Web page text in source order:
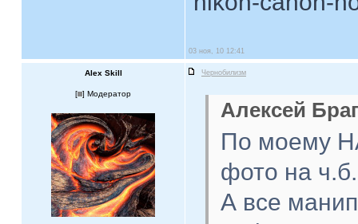
03 ноя, 10 12:41
Alex Skill Чернобилизм
[ ] Модератор
Алексей
По моему
фото на
А все